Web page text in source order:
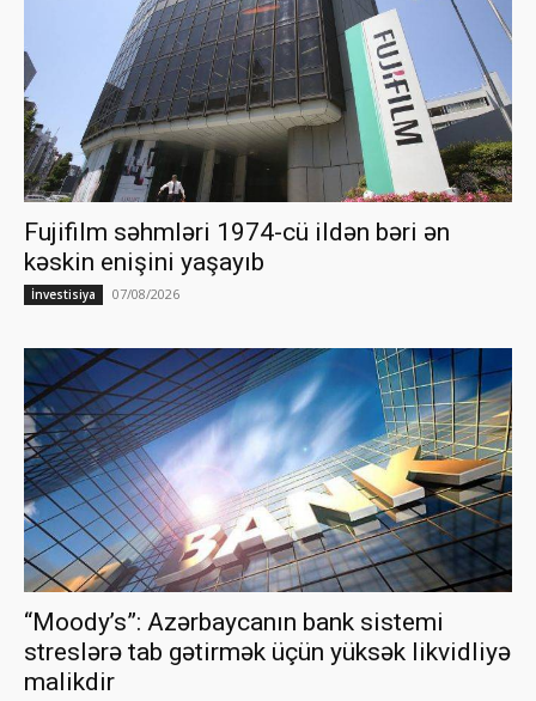
Fujifilm səhmləri 1974-cü ildən bəri ən
kəskin enişini yaşayıb
İnvestisiya 07/08/2026
“Moody’s”: Azərbaycanın bank sistemi
streslərə tab gətirmək üçün yüksək likvidliyə
malikdir